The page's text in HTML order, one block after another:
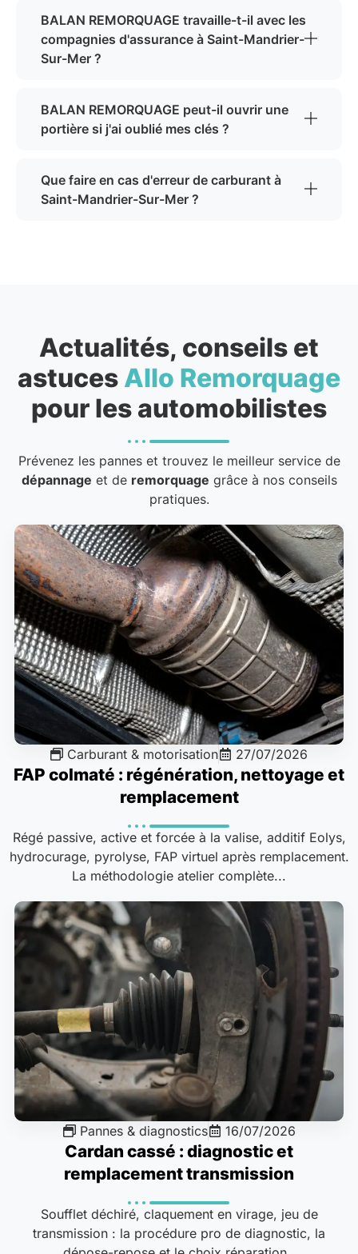
BALAN REMORQUAGE travaille-t-il avec les
compagnies d'assurance à Saint-Mandrier-
Sur-Mer ?
BALAN REMORQUAGE peut-il ouvrir une
portière si j'ai oublié mes clés ?
Que faire en cas d'erreur de carburant à
Saint-Mandrier-Sur-Mer ?
Actualités, conseils et
astuces Allo Remorquage
pour les automobilistes
Prévenez les pannes et trouvez le meilleur service de
dépannage et de remorquage grâce à nos conseils
pratiques.
Carburant & motorisation 27/07/2026
FAP colmaté : régénération, nettoyage et
remplacement
Régé passive, active et forcée à la valise, additif Eolys,
hydrocurage, pyrolyse, FAP virtuel après remplacement.
La méthodologie atelier complète...
Pannes & diagnostics 16/07/2026
Cardan cassé : diagnostic et
remplacement transmission
Soufflet déchiré, claquement en virage, jeu de
transmission : la procédure pro de diagnostic, la